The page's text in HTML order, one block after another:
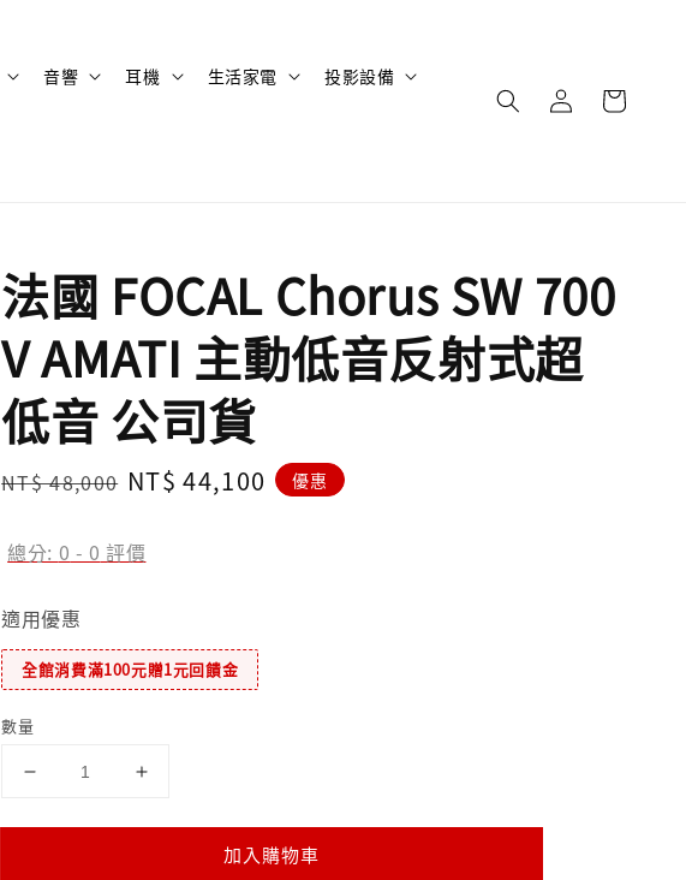
音響 耳機 生活家電 投影設備
法國 FOCAL Chorus SW 700
V AMATI 主動低音反射式超
低音 公司貨
Regular
NT$ 48,000 Sale
NT$ 44,100 優惠
總分: 0 - 0 評價
適用優惠
全館消費滿100元贈1元回饋金
數量
加入購物車